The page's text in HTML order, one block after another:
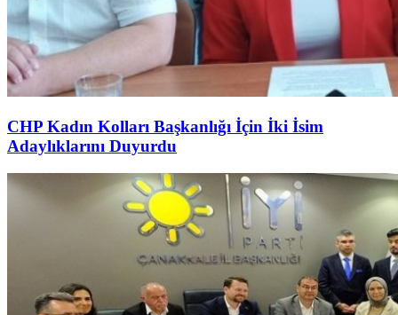
CHP Kadın Kolları Başkanlığı İçin İki İsim
Adaylıklarını Duyurdu